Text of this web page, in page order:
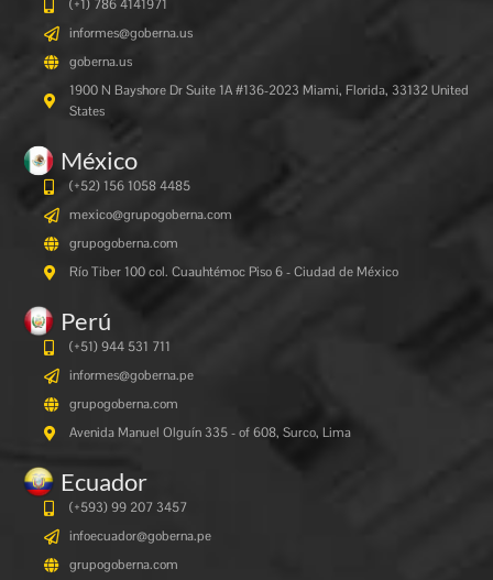
(+1) 786 4141971
informes@goberna.us
goberna.us
1900 N Bayshore Dr Suite 1A #136-2023 Miami, Florida, 33132 United
States
México
(+52) 156 1058 4485
mexico@grupogoberna.com
grupogoberna.com
Río Tiber 100 col. Cuauhtémoc Piso 6 - Ciudad de México
Perú
(+51) 944 531 711
informes@goberna.pe
grupogoberna.com
Avenida Manuel Olguín 335 - of 608, Surco, Lima
Ecuador
(+593) 99 207 3457
infoecuador@goberna.pe
grupogoberna.com